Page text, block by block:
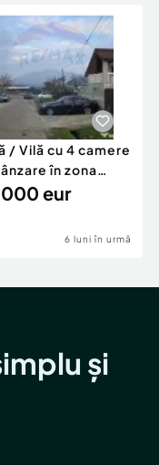
/ Vilă cu 4 camere
în zona
eur
6 luni în urmă
și